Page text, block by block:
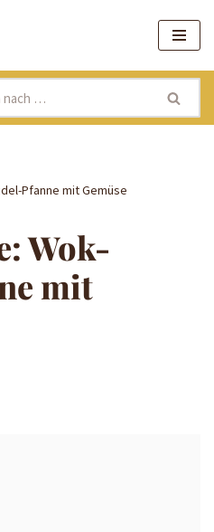
Pfanne mit Gemüse
Wok-
mit